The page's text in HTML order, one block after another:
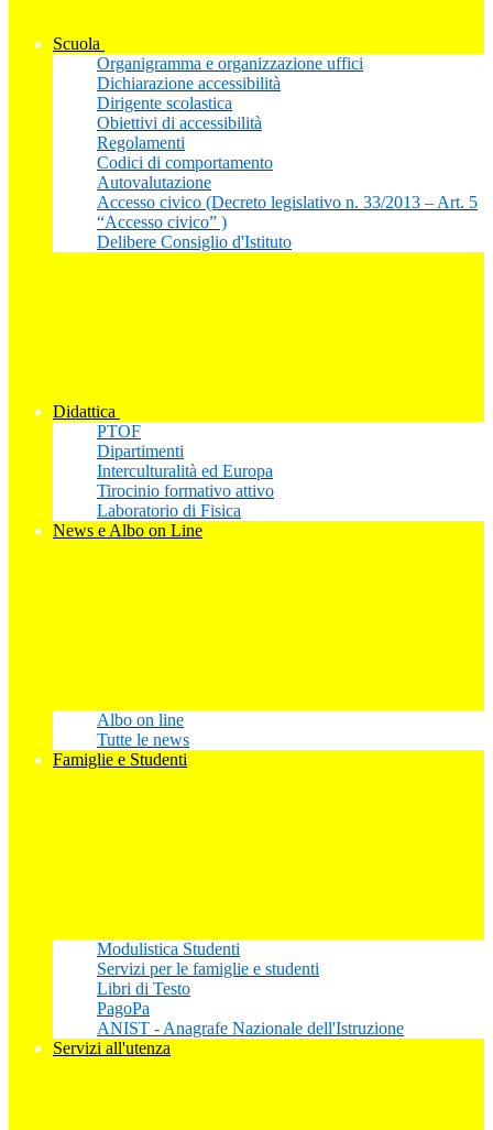
Scuola
Organigramma e organizzazione uffici
Dichiarazione accessibilità
Dirigente scolastica
Obiettivi di accessibilità
Regolamenti
Codici di comportamento
Autovalutazione
Accesso civico (Decreto legislativo n. 33/2013 – Art. 5
“Accesso civico” )
Delibere Consiglio d'Istituto
Didattica
PTOF
Dipartimenti
Interculturalità ed Europa
Tirocinio formativo attivo
Laboratorio di Fisica
News e Albo on Line
Albo on line
Tutte le news
Famiglie e Studenti
Modulistica Studenti
Servizi per le famiglie e studenti
Libri di Testo
PagoPa
ANIST - Anagrafe Nazionale dell'Istruzione
Servizi all'utenza